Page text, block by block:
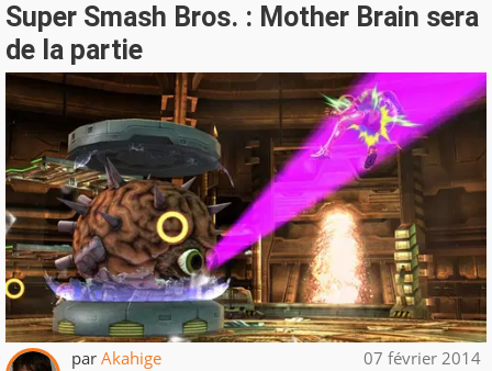
Super Smash Bros. : Mother Brain sera
de la partie
par Akahige 07 février 2014